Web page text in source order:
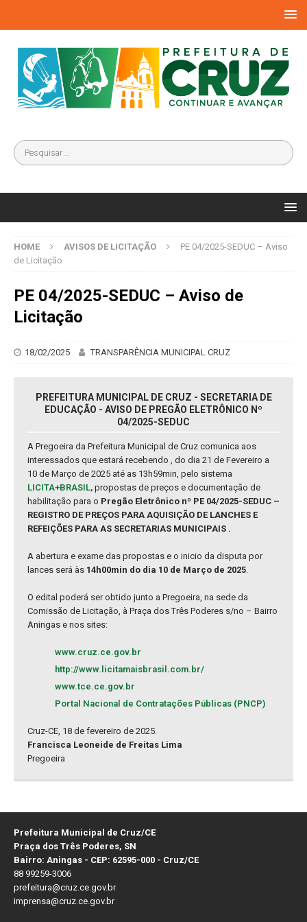
HOME AVISOS DE LICITAÇÃO
PE 04/2025-SEDUC – Aviso
de Licitação
PE 04/2025-SEDUC – Aviso de
Licitação
18/02/2025 TRANSPARÊNCIA MUNICIPAL CRUZ
PREFEITURA MUNICIPAL DE CRUZ - SECRETARIA DE
EDUCAÇÃO - AVISO DE PREGÃO ELETRÔNICO Nº
04/2025-SEDUC
A Pregoeira da Prefeitura Municipal de Cruz comunica aos
interessados que estará recebendo , do dia 21 de Fevereiro a
10 de Março de 2025 até as 13h59min, pelo sistema
LICITA+BRASIL, propostas de preços e documentação de
habilitação para o Pregão Eletrônico nº PE 04/2025-SEDUC –
REGISTRO DE PREÇOS PARA AQUISIÇÃO DE LANCHES E
REFEIÇÕES PARA AS SECRETARIAS MUNICIPAIS .
A abertura e exame das propostas e o inicio da disputa por
lances será às 14h00min do dia 10 de Março de 2025.
O edital poderá ser obtido junto a Pregoeira, na sede da
Comissão de Licitação, à Praça dos Três Poderes s/no – Bairro
Aningas e nos sites:
www.cruz.ce.gov.br
http://www.licitamaisbrasil.com.br/
www.tce.ce.gov.br
Portal Nacional de Contratações Públicas (PNCP)
Cruz-CE, 18 de fevereiro de 2025.
Francisca Leoneide de Freitas Lima
Pregoeira
Prefeitura Municipal de Cruz/CE
Praça dos Três Poderes, SN
Bairro: Aningas - CEP: 62595-000 - Cruz/CE
88 99259-3006
prefeitura@cruz.ce.gov.br
imprensa@cruz.ce.gov.br